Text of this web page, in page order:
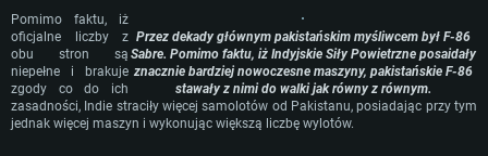
Przez dekady głównym pakistańskim myśliwcem był F-86
Sabre. Pomimo faktu, iż Indyjskie Siły Powietrzne posaidały
znacznie bardziej nowoczesne maszyny, pakistańskie F-86
stawały z nimi do walki jak równy z równym.
Pomimo faktu, iż
oficjalne liczby z
obu stron są
niepełne i brakuje
zgody co do ich
zasadności, Indie straciły więcej samolotów od Pakistanu, posiadając przy tym
jednak więcej maszyn i wykonując większą liczbę wylotów.